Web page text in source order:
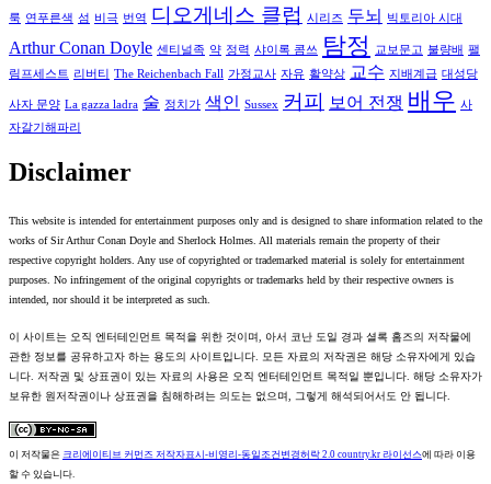
룩 연푸른색 섬 비극 번역 디오게네스 클럽 시리즈 두뇌 빅토리아 시대
Arthur Conan Doyle 센티널족 약 정력 샤이록 콤쓰 탐정 교보문고 불량배 팰
림프세스트
리버티 The Reichenbach Fall 가정교사 자유 활약상 교수 지배계급 대성당
사자 문양 La gazza ladra 술 정치가 색인 Sussex 커피 보어 전쟁 배우 사
자갈기해파리
Disclaimer
This website is intended for entertainment purposes only and is designed to share information related to the
works of Sir Arthur Conan Doyle and Sherlock Holmes. All materials remain the property of their
respective copyright holders. Any use of copyrighted or trademarked material is solely for entertainment
purposes. No infringement of the original copyrights or trademarks held by their respective owners is
intended, nor should it be interpreted as such.
이 사이트는 오직 엔터테인먼트 목적을 위한 것이며, 아서 코난 도일 경과 셜록 홈즈의 저작물에
관한 정보를 공유하고자 하는 용도의 사이트입니다. 모든 자료의 저작권은 해당 소유자에게 있습
니다. 저작권 및 상표권이 있는 자료의 사용은 오직 엔터테인먼트 목적일 뿐입니다. 해당 소유자가
보유한 원저작권이나 상표권을 침해하려는 의도는 없으며, 그렇게 해석되어서도 안 됩니다.
이 저작물은 크리에이티브 커먼즈 저작자표시-비영리-동일조건변경허락 2.0 country.kr 라이선스에 따라 이용
할 수 있습니다.